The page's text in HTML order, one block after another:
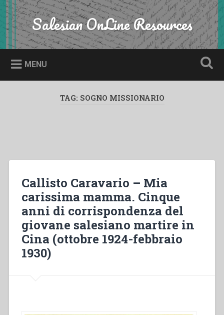
Skip
to
content
Search Salesian OnLine Resources
MENU
TAG: SOGNO MISSIONARIO
Callisto Caravario – Mia
carissima mamma. Cinque
anni di corrispondenza del
giovane salesiano martire in
Cina (ottobre 1924-febbraio
1930)